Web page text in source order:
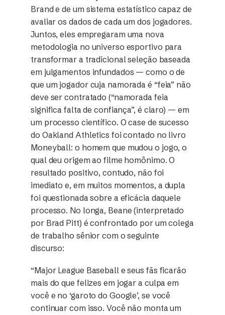
Brand e de um sistema estatístico capaz de
avaliar os dados de cada um dos jogadores.
Juntos, eles empregaram uma nova
metodologia no universo esportivo para
transformar a tradicional seleção baseada
em julgamentos infundados — como o de
que um jogador cuja namorada é “feia” não
deve ser contratado (“namorada feia
significa falta de confiança”, é claro) — em
um processo científico. O case de sucesso
do Oakland Athletics foi contado no livro
Moneyball: o homem que mudou o jogo, o
qual deu origem ao filme homônimo. O
resultado positivo, contudo, não foi
imediato e, em muitos momentos, a dupla
foi questionada sobre a eficácia daquele
processo. No longa, Beane (interpretado
por Brad Pitt) é confrontado por um colega
de trabalho sênior com o seguinte
discurso:
“Major League Baseball e seus fãs ficarão
mais do que felizes em jogar a culpa em
você e no ‘garoto do Google’, se você
continuar com isso. Você não monta um